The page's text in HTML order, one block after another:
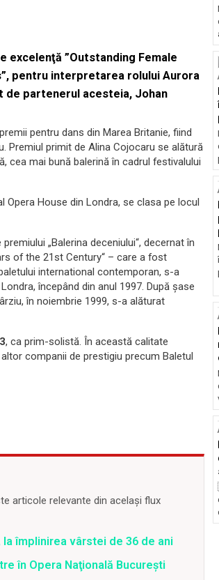
excelenţă ”Outstanding Female
pentru interpretarea rolului Aurora
de partenerul acesteia, Johan
pentru dans din Marea Britanie, fiind
Premiul primit de Alina Cojocaru se alătură
cea mai bună balerină în cadrul festivalului
Opera House din Londra, se clasa pe locul
„Balerina deceniului“, decernat în
of the 21st Century“ – care a fost
international contemporan, s-a
începând din anul 1997. După şase
în noiembrie 1999, s-a alăturat
, ca prim-solistă. În această calitate
companii de prestigiu precum Baletul
articole relevante din același flux
împlinirea vârstei de 36 de ani
în Opera Naţională Bucureşti